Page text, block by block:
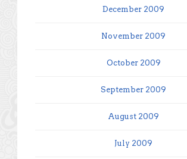
December 2009
November 2009
October 2009
September 2009
August 2009
July 2009